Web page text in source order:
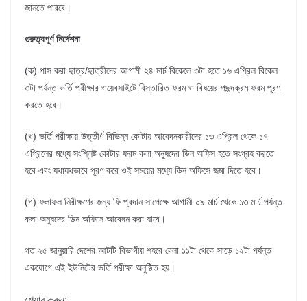
জানতে পারবে।
গুরুত্বপূর্ণ নির্দেশনা
(ক) পাস করা ছাত্র/ছাত্রীদের আগামী ২৪ মার্চ বিকেলে ৩টা হতে ১৬ এপ্রিল বিকেল
৩টা পর্যন্ত ভর্তি পরীক্ষার ওয়েবসাইটে বিস্তারিত ফরম ও বিষয়ের পছন্দক্রম ফরম পূরণ
করতে হবে।
(খ) ভর্তি পরীক্ষায় উত্তীর্ণ বিভিন্ন কোটায় আবেদনকারীদের ১৩ এপ্রিল থেকে ১৭
এপ্রিলের মধ্যে সংশ্লিষ্ট কোটার ফরম কলা অনুষদের ডিন অফিস হতে সংগ্রহ করতে
হবে এবং যথাযথভাবে পূরণ করে ওই সময়ের মধ্যে ডিন অফিসে জমা দিতে হবে।
(গ) ফলাফল নিরীক্ষণের জন্য ফি প্রদান সাপেক্ষে আগামী ০৯ মার্চ থেকে ১৩ মার্চ পর্যন্ত
কলা অনুষদের ডিন অফিসে আবেদন করা যাবে।
গত ২৫ জানুয়ারি দেশের আটটি বিভাগীয় শহরে বেলা ১১টা থেকে সাড়ে ১২টা পর্যন্ত
একযোগে এই ইউনিটের ভর্তি পরীক্ষা অনুষ্ঠিত হয়।